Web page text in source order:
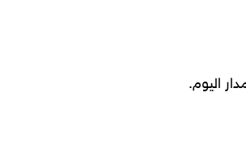
اليوم.